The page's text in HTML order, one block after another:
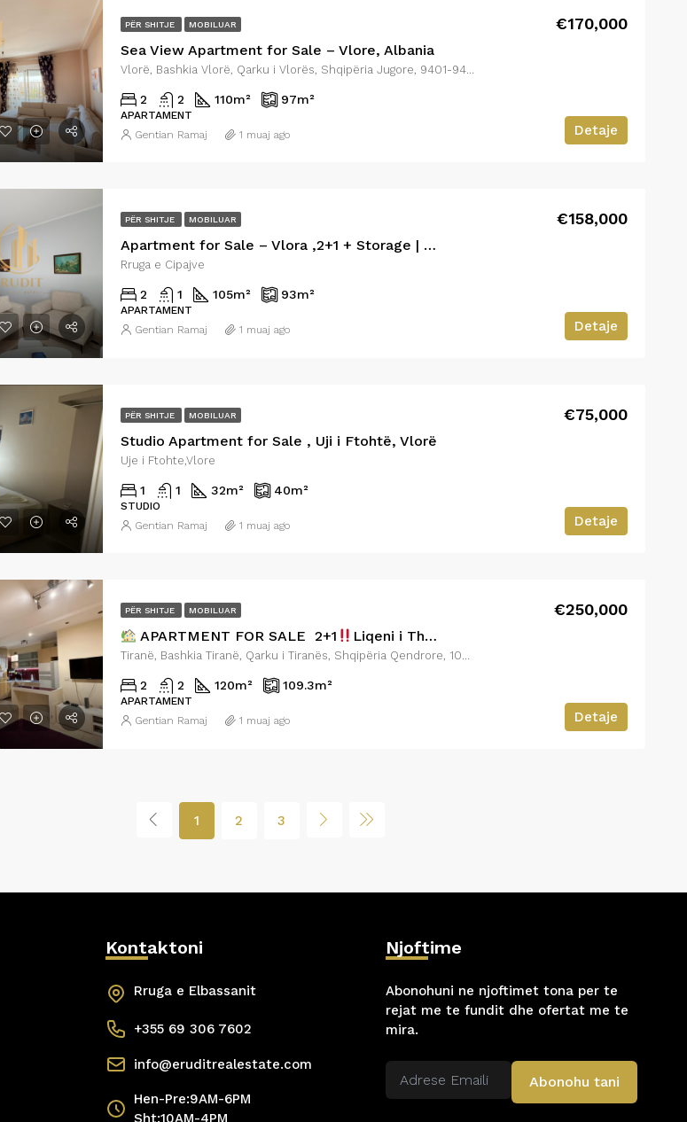
PËR SHITJE MOBILUAR
Sea View Apartment for Sale – Vlore, Albania
€170,000
2 2 110m² 97m²
APARTAMENT
Detaje
Gentian Ramaj 1 muaj ago
PËR SHITJE MOBILUAR
Apartment for Sale – Vlora ,2+1 + Storage | Title Deed
€158,000
Rruga e Cipajve
2 1 105m² 93m²
APARTAMENT
Detaje
Gentian Ramaj 1 muaj ago
PËR SHITJE MOBILUAR
Studio Apartment for Sale , Uji i Ftohtë, Vlorë
€75,000
Uje i Ftohte,Vlore
1 1 32m² 40m²
STUDIO
Detaje
Gentian Ramaj 1 muaj ago
PËR SHITJE MOBILUAR
APARTMENT FOR SALE 2+1 Liqeni i Thatë,Tiranë
€250,000
Tiranë, Bashkia Tiranë, Qarku i Tiranës, Shqipëria Qendrore, 1001-1028, Shqipëria
2 2 120m² 109.3m²
APARTAMENT
Detaje
Gentian Ramaj 1 muaj ago
1 2 3
Kontaktoni
Rruga e Elbassanit
+355 69 306 7602
info@eruditrealestate.com
Hen-Pre:9AM-6PM
Sht:10AM-4PM
Njoftime
Abonohuni ne njoftimet tona per te
rejat me te fundit dhe ofertat me te
mira.
Abonohu tani